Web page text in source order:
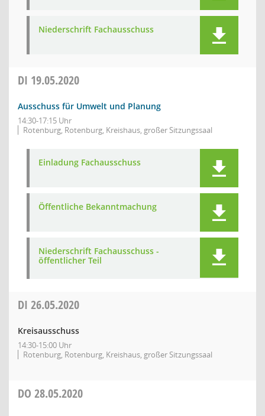
Niederschrift Fachausschuss
DI 19.05.2020
Ausschuss für Umwelt und Planung
14:30-17:15 Uhr
Rotenburg, Rotenburg, Kreishaus, großer Sitzungssaal
Einladung Fachausschuss
Öffentliche Bekanntmachung
Niederschrift Fachausschuss -
öffentlicher Teil
DI 26.05.2020
Kreisausschuss
14:30-15:00 Uhr
Rotenburg, Rotenburg, Kreishaus, großer Sitzungssaal
DO 28.05.2020